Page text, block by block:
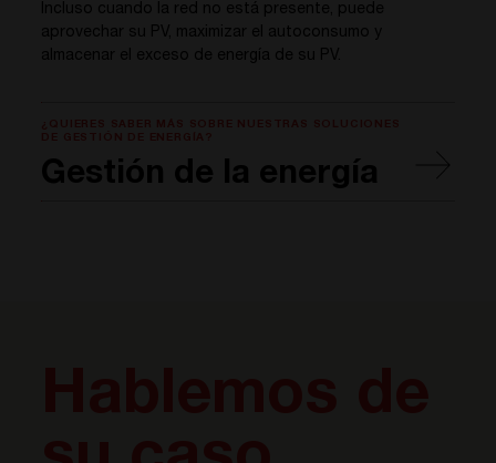
Incluso cuando la red no está presente, puede
aprovechar su PV, maximizar el autoconsumo y
almacenar el exceso de energía de su PV.
Gestión de la energía